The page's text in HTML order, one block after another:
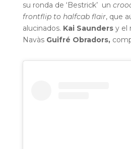
su ronda de ‘Bestrick’ un
frontflip to halfcab flair, que
alucinados. Kai Saundersy el
Navàs Guifré Obradors,